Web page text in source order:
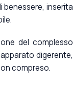
benessere, inserita
del complesso
digerente,
compreso.